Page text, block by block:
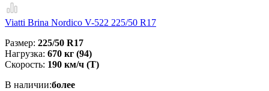
Viatti Brina Nordico V-522 225/50 R17
Размер: 225/50 R17
Нагрузка: 670 кг (94)
Скорость: 190 км/ч (T)
В наличии:более